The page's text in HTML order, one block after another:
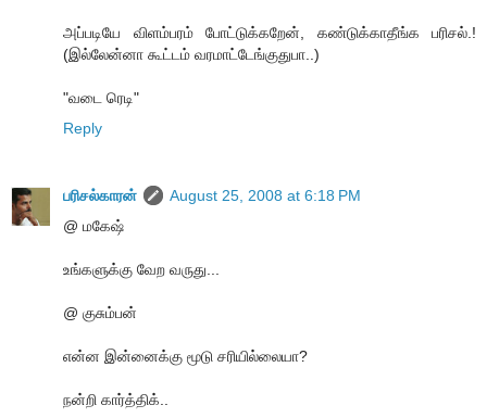
அப்படியே விளம்பரம் போட்டுக்கறேன், கண்டுக்காதீங்க பரிசல்.!
(இல்லேன்னா கூட்டம் வரமாட்டேங்குதுபா..)
"வடை ரெடி"
Reply
பரிசல்காரன்
August 25, 2008 at 6:18 PM
@ மகேஷ்
உங்களுக்கு வேற வருது...
@ குசும்பன்
என்ன இன்னைக்கு மூடு சரியில்லையா?
நன்றி கார்த்திக்..